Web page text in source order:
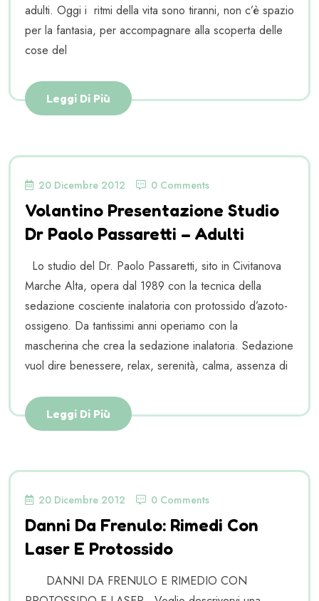
adulti. Oggi i ritmi della vita sono tiranni, non c’è spazio
per la fantasia, per accompagnare alla scoperta delle
cose del
Leggi Di Più
20 Dicembre 2012 0 Comments
Volantino Presentazione Studio
Dr Paolo Passaretti – Adulti
Lo studio del Dr. Paolo Passaretti, sito in Civitanova
Marche Alta, opera dal 1989 con la tecnica della
sedazione cosciente inalatoria con protossido d’azoto-
ossigeno. Da tantissimi anni operiamo con la
mascherina che crea la sedazione inalatoria. Sedazione
vuol dire benessere, relax, serenità, calma, assenza di
Leggi Di Più
20 Dicembre 2012 0 Comments
Danni Da Frenulo: Rimedi Con
Laser E Protossido
DANNI DA FRENULO E RIMEDIO CON